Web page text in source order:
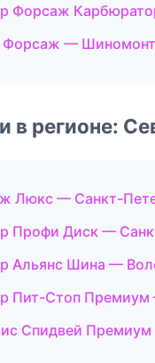
Форсаж
Форсаж —
в регионе:
Люкс — Санкт-
Профи Диск —
Альянс Шина —
Пит-Стоп
Спидвей